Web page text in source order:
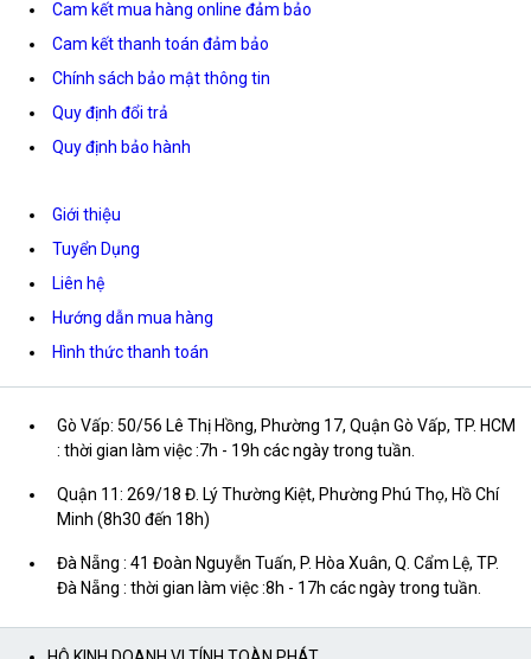
Cam kết mua hàng online đảm bảo
Cam kết thanh toán đảm bảo
Chính sách bảo mật thông tin
Quy định đổi trả
Quy định bảo hành
Giới thiệu
Tuyển Dụng
Liên hệ
Hướng dẫn mua hàng
Hình thức thanh toán
Gò Vấp: 50/56 Lê Thị Hồng, Phường 17, Quận Gò Vấp, TP. HCM
: thời gian làm việc :7h - 19h các ngày trong tuần.
Quận 11: 269/18 Đ. Lý Thường Kiệt, Phường Phú Thọ, Hồ Chí
Minh (8h30 đến 18h)
Đà Nẵng : 41 Đoàn Nguyễn Tuấn, P. Hòa Xuân, Q. Cẩm Lệ, TP.
Đà Nẵng : thời gian làm việc :8h - 17h các ngày trong tuần.